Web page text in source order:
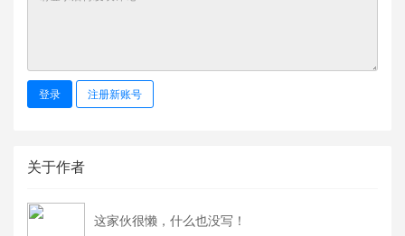
登录 注册新账号
关于作者
这家伙很懒，什么也没写！